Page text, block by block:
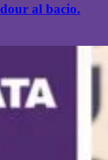
al bacio.